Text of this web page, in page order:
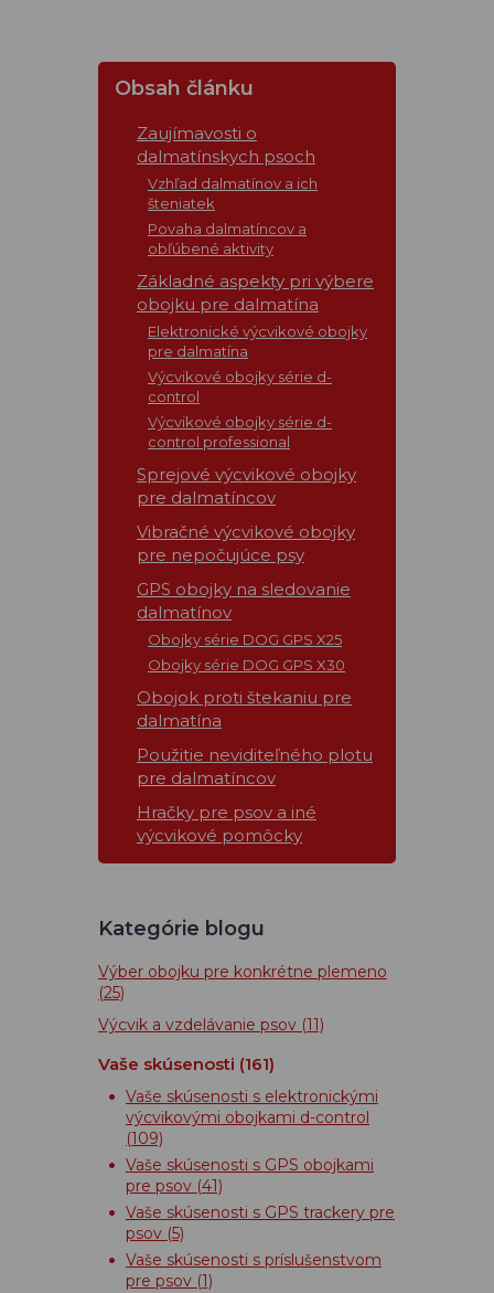
Obsah článku
Zaujímavosti o
dalmatínskych psoch
Vzhľad dalmatínov a ich
šteniatek
Povaha dalmatíncov a
obľúbené aktivity
Základné aspekty pri výbere
obojku pre dalmatína
Elektronické výcvikové obojky
pre dalmatína
Výcvikové obojky série d-
control
Výcvikové obojky série d-
control professional
Sprejové výcvikové obojky
pre dalmatíncov
Vibračné výcvikové obojky
pre nepočujúce psy
GPS obojky na sledovanie
dalmatínov
Obojky série DOG GPS X25
Obojky série DOG GPS X30
Obojok proti štekaniu pre
dalmatína
Použitie neviditeľného plotu
pre dalmatíncov
Hračky pre psov a iné
výcvikové pomôcky
Kategórie blogu
Výber obojku pre konkrétne plemeno
(25)
Výcvik a vzdelávanie psov (11)
Vaše skúsenosti (161)
Vaše skúsenosti s elektronickými
výcvikovými obojkami d-control
(109)
Vaše skúsenosti s GPS obojkami
pre psov (41)
Vaše skúsenosti s GPS trackery pre
psov (5)
Vaše skúsenosti s príslušenstvom
pre psov (1)